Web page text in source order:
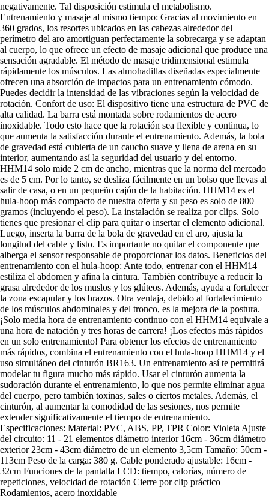
negativamente. Tal disposición estimula el metabolismo.
Entrenamiento y masaje al mismo tiempo: Gracias al movimiento en
360 grados, los resortes ubicados en las cabezas alrededor del
perímetro del aro amortiguan perfectamente la sobrecarga y se adaptan
al cuerpo, lo que ofrece un efecto de masaje adicional que produce una
sensación agradable. El método de masaje tridimensional estimula
rápidamente los músculos. Las almohadillas diseñadas especialmente
ofrecen una absorción de impactos para un entrenamiento cómodo.
Puedes decidir la intensidad de las vibraciones según la velocidad de
rotación. Confort de uso: El dispositivo tiene una estructura de PVC de
alta calidad. La barra está montada sobre rodamientos de acero
inoxidable. Todo esto hace que la rotación sea flexible y continua, lo
que aumenta la satisfacción durante el entrenamiento. Además, la bola
de gravedad está cubierta de un caucho suave y llena de arena en su
interior, aumentando así la seguridad del usuario y del entorno.
HHM14 solo mide 2 cm de ancho, mientras que la norma del mercado
es de 5 cm. Por lo tanto, se desliza fácilmente en un bolso que llevas al
salir de casa, o en un pequeño cajón de la habitación. HHM14 es el
hula-hoop más compacto de nuestra oferta y su peso es solo de 800
gramos (incluyendo el peso). La instalación se realiza por clips. Solo
tienes que presionar el clip para quitar o insertar el elemento adicional.
Luego, inserta la barra de la bola de gravedad en el aro, ajusta la
longitud del cable y listo. Es importante no quitar el componente que
alberga el sensor responsable de proporcionar los datos. Beneficios del
entrenamiento con el hula-hoop: Ante todo, entrenar con el HHM14
estiliza el abdomen y afina la cintura. También contribuye a reducir la
grasa alrededor de los muslos y los glúteos. Además, ayuda a fortalecer
la zona escapular y los brazos. Otra ventaja, debido al fortalecimiento
de los músculos abdominales y del tronco, es la mejora de la postura.
¡Solo media hora de entrenamiento continuo con el HHM14 equivale a
una hora de natación y tres horas de carrera! ¡Los efectos más rápidos
en un solo entrenamiento! Para obtener los efectos de entrenamiento
más rápidos, combina el entrenamiento con el hula-hoop HHM14 y el
uso simultáneo del cinturón BR163. Un entrenamiento así te permitirá
modelar tu figura mucho más rápido. Usar el cinturón aumenta la
sudoración durante el entrenamiento, lo que nos permite eliminar agua
del cuerpo, pero también toxinas, sales o ciertos metales. Además, el
cinturón, al aumentar la comodidad de las sesiones, nos permite
extender significativamente el tiempo de entrenamiento.
Especificaciones: Material: PVC, ABS, PP, TPR Color: Violeta Ajuste
del circuito: 11 - 21 elementos diámetro interior 16cm - 36cm diámetro
exterior 23cm - 43cm diámetro de un elemento 3,5cm Tamaño: 50cm -
113cm Peso de la carga: 380 g. Cable ponderado ajustable: 16cm -
32cm Funciones de la pantalla LCD: tiempo, calorías, número de
repeticiones, velocidad de rotación Cierre por clip práctico
Rodamientos, acero inoxidable